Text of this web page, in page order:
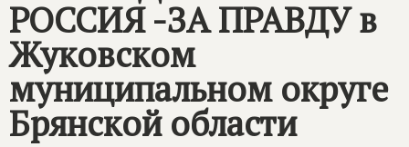
РОССИЯ -ЗА ПРАВДУ в
Жуковском
муниципальном округе
Брянской области